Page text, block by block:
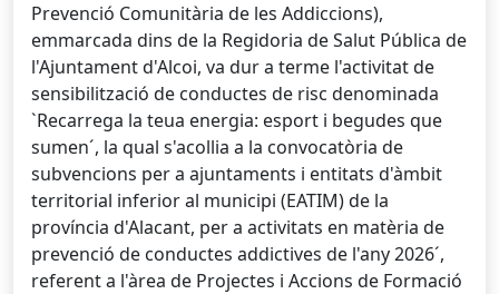
Prevenció Comunitària de les Addiccions),
emmarcada dins de la Regidoria de Salut Pública de
l'Ajuntament d'Alcoi, va dur a terme l'activitat de
sensibilització de conductes de risc denominada
`Recarrega la teua energia: esport i begudes que
sumen´, la qual s'acollia a la convocatòria de
subvencions per a ajuntaments i entitats d'àmbit
territorial inferior al municipi (EATIM) de la
província d'Alacant, per a activitats en matèria de
prevenció de conductes addictives de l'any 2026´,
referent a l'àrea de Projectes i Accions de Formació